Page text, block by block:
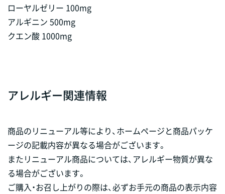
ローヤルゼリー 100mg
アルギニン 500mg
クエン酸 1000mg
アレルギー関連情報
商品のリニューアル等により、ホームページと商品パッケ
ージの記載内容が異なる場合がございます。
またリニューアル商品については、アレルギー物質が異な
る場合がございます。
ご購入・お召し上がりの際は、必ずお手元の商品の表示内容